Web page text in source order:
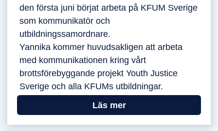
den första juni börjat arbeta på KFUM Sverige
som kommunikatör och
utbildningssamordnare.
Yannika kommer huvudsakligen att arbeta
med kommunikationen kring vårt
brottsförebyggande projekt Youth Justice
Sverige och alla KFUMs utbildningar.
Läs mer